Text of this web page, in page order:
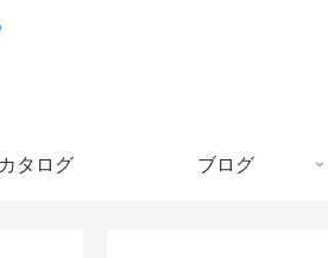
タログ ブログ